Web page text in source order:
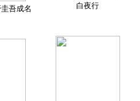
吾成名
白夜行